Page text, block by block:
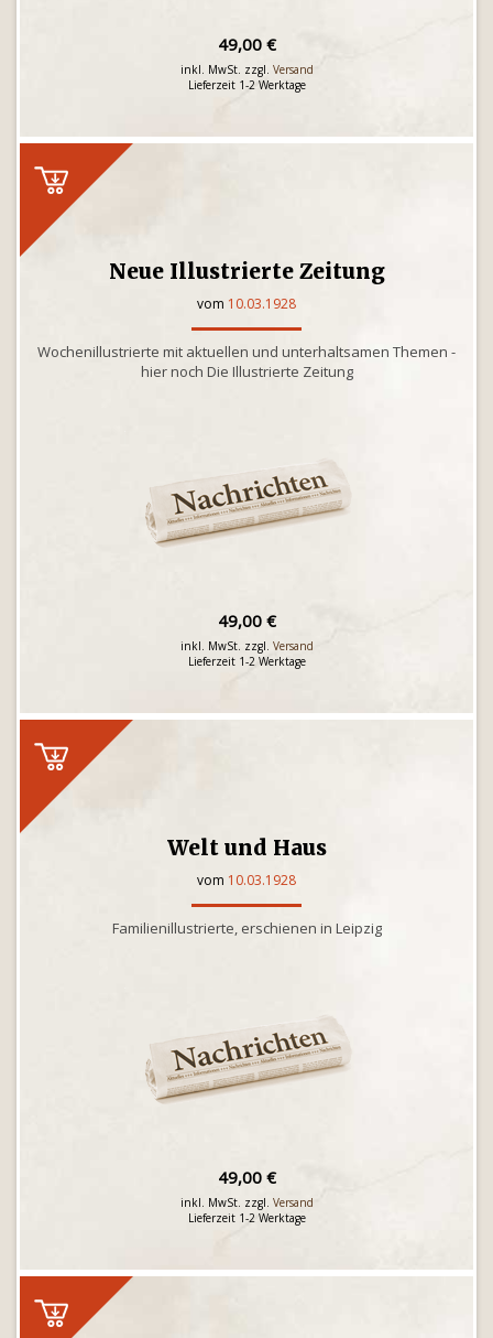
49,00 €
inkl. MwSt. zzgl. Versand
Lieferzeit 1-2 Werktage
Neue Illustrierte Zeitung
vom 10.03.1928
Wochenillustrierte mit aktuellen und unterhaltsamen Themen -
hier noch Die Illustrierte Zeitung
49,00 €
inkl. MwSt. zzgl. Versand
Lieferzeit 1-2 Werktage
Welt und Haus
vom 10.03.1928
Familienillustrierte, erschienen in Leipzig
49,00 €
inkl. MwSt. zzgl. Versand
Lieferzeit 1-2 Werktage